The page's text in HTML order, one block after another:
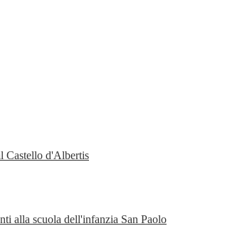
Castello d'Albertis
alla scuola dell'infanzia San Paolo